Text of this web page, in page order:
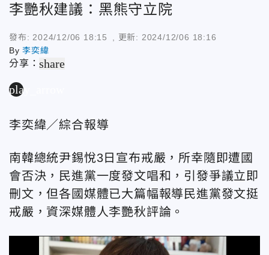
李艷秋建議：黑熊守立院
發布: 2024/12/06 18:15 , 更新: 2024/12/06 18:16
By李奕緯
分享：share
play_arrow
李奕緯／綜合報導
南韓總統尹錫悅3日宣布戒嚴，所幸隨即遭國
會否決，民進黨一度發文唱和，引發爭議立即
刪文，但各國媒體已大篇幅報導民進黨發文挺
戒嚴，資深媒體人李艷秋評論。